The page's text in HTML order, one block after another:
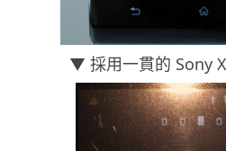
▼ 採用一貫的 Sony